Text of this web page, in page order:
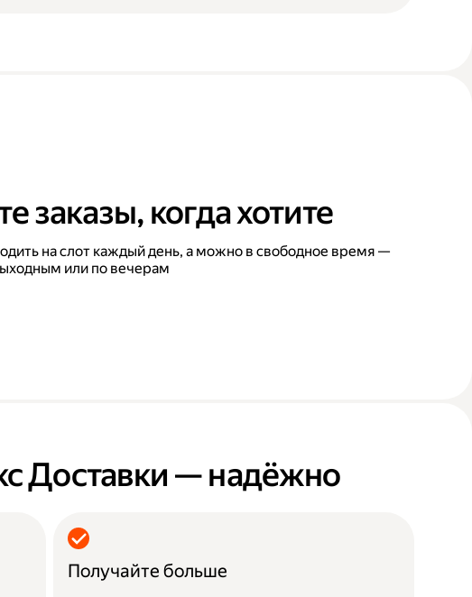
заказы, когда хотите
на слот каждый день, а можно в свободное время —
или по вечерам
Доставки — надёжно
Получайте больше